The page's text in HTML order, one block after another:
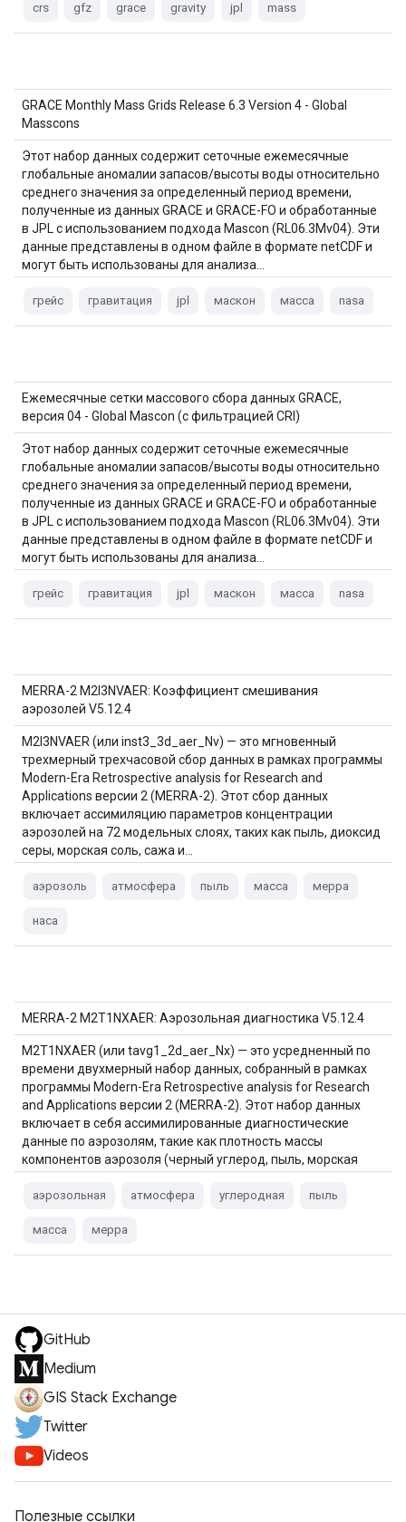
crs gfz grace gravity jpl mass
GRACE Monthly Mass Grids Release 6.3 Version 4 - Global
Masscons
Этот набор данных содержит сеточные ежемесячные
глобальные аномалии запасов/высоты воды относительно
среднего значения за определенный период времени,
полученные из данных GRACE и GRACE-FO и обработанные
в JPL с использованием подхода Mascon (RL06.3Mv04). Эти
данные представлены в одном файле в формате netCDF и
могут быть использованы для анализа…
грейс гравитация jpl маскон масса nasa
Ежемесячные сетки массового сбора данных GRACE,
версия 04 - Global Mascon (с фильтрацией CRI)
Этот набор данных содержит сеточные ежемесячные
глобальные аномалии запасов/высоты воды относительно
среднего значения за определенный период времени,
полученные из данных GRACE и GRACE-FO и обработанные
в JPL с использованием подхода Mascon (RL06.3Mv04). Эти
данные представлены в одном файле в формате netCDF и
могут быть использованы для анализа…
грейс гравитация jpl маскон масса nasa
MERRA-2 M2I3NVAER: Коэффициент смешивания
аэрозолей V5.12.4
M2I3NVAER (или inst3_3d_aer_Nv) — это мгновенный
трехмерный трехчасовой сбор данных в рамках программы
Modern-Era Retrospective analysis for Research and
Applications версии 2 (MERRA-2). Этот сбор данных
включает ассимиляцию параметров концентрации
аэрозолей на 72 модельных слоях, таких как пыль, диоксид
серы, морская соль, сажа и…
аэрозоль атмосфера пыль масса мерра
наса
MERRA-2 M2T1NXAER: Аэрозольная диагностика V5.12.4
M2T1NXAER (или tavg1_2d_aer_Nx) — это усредненный по
времени двухмерный набор данных, собранный в рамках
программы Modern-Era Retrospective analysis for Research
and Applications версии 2 (MERRA-2). Этот набор данных
включает в себя ассимилированные диагностические
данные по аэрозолям, такие как плотность массы
компонентов аэрозоля (черный углерод, пыль, морская
аэрозольная атмосфера углеродная пыль
масса мерра
GitHub
Medium
GIS Stack Exchange
Twitter
Videos
Полезные ссылки